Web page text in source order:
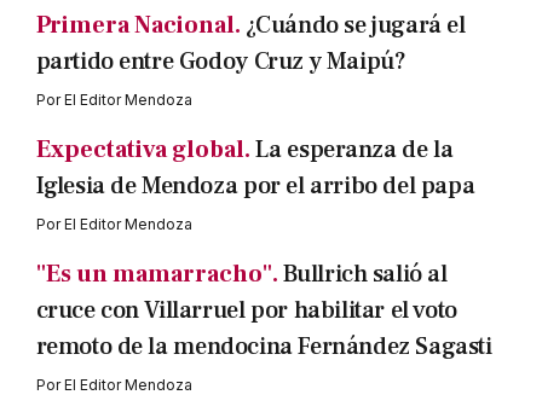
Primera Nacional. ¿Cuándo se jugará el
partido entre Godoy Cruz y Maipú?
PorEl Editor Mendoza
Expectativa global.La esperanza de la
Iglesia de Mendoza por el arribo del papa
PorEl Editor Mendoza
"Es un mamarracho".Bullrich salió al
cruce con Villarruel por habilitar el voto
remoto de la mendocina Fernández Sagasti
PorEl Editor Mendoza